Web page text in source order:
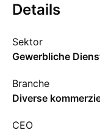
Details
Sektor
Gewerbliche
Branche
Diverse
CEO